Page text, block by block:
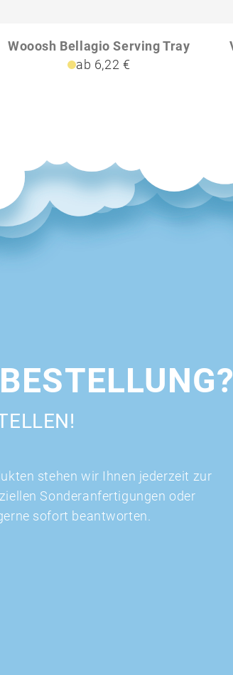
Wooosh Bellagio Serving Tray
ab 6,22 €
stehen wir Ihnen jederzeit zur
Sonderanfertigungen oder
sofort beantworten.